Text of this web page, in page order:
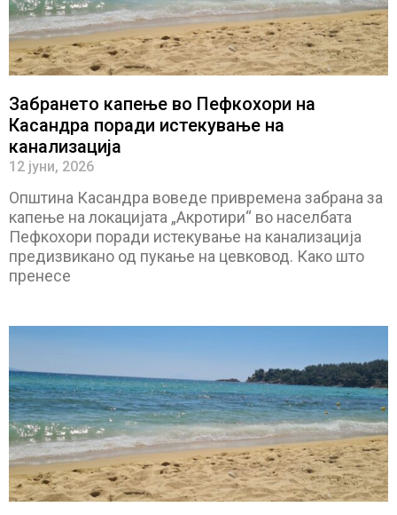
Забрането капење во Пефкохори на
Касандра поради истекување на
канализација
12 јуни, 2026
Општина Касандра воведе привремена забрана за
капење на локацијата „Акротири“ во населбата
Пефкохори поради истекување на канализација
предизвикано од пукање на цевковод. Како што
пренесе